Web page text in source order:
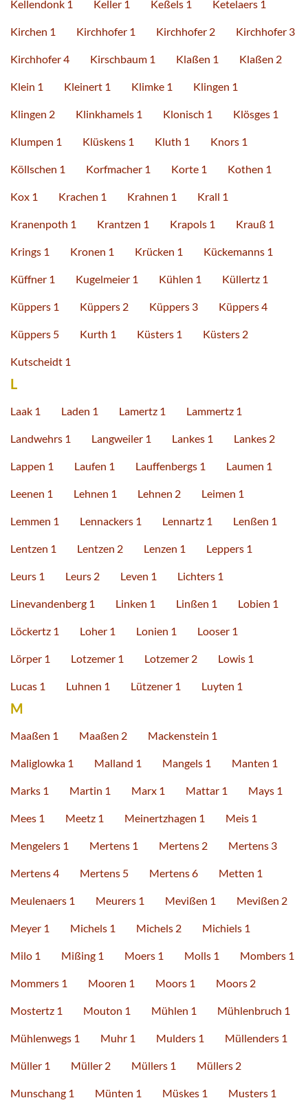
Kellendonk 1 Keller 1 Keßels 1 Ketelaers 1
Kirchen 1 Kirchhofer 1 Kirchhofer 2 Kirchhofer 3
Kirchhofer 4 Kirschbaum 1 Klaßen 1 Klaßen 2
Klein 1 Kleinert 1 Klimke 1 Klingen 1
Klingen 2 Klinkhamels 1 Klonisch 1 Klösges 1
Klumpen 1 Klüskens 1 Kluth 1 Knors 1
Köllschen 1 Korfmacher 1 Korte 1 Kothen 1
Kox 1 Krachen 1 Krahnen 1 Krall 1
Kranenpoth 1 Krantzen 1 Krapols 1 Krauß 1
Krings 1 Kronen 1 Krücken 1 Kückemanns 1
Küffner 1 Kugelmeier 1 Kühlen 1 Küllertz 1
Küppers 1 Küppers 2 Küppers 3 Küppers 4
Küppers 5 Kurth 1 Küsters 1 Küsters 2
Kutscheidt 1
L
Laak 1 Laden 1 Lamertz 1 Lammertz 1
Landwehrs 1 Langweiler 1 Lankes 1 Lankes 2
Lappen 1 Laufen 1 Lauffenbergs 1 Laumen 1
Leenen 1 Lehnen 1 Lehnen 2 Leimen 1
Lemmen 1 Lennackers 1 Lennartz 1 Lenßen 1
Lentzen 1 Lentzen 2 Lenzen 1 Leppers 1
Leurs 1 Leurs 2 Leven 1 Lichters 1
Linevandenberg 1 Linken 1 Linßen 1 Lobien 1
Löckertz 1 Loher 1 Lonien 1 Looser 1
Lörper 1 Lotzemer 1 Lotzemer 2 Lowis 1
Lucas 1 Luhnen 1 Lützener 1 Luyten 1
M
Maaßen 1 Maaßen 2 Mackenstein 1
Maliglowka 1 Malland 1 Mangels 1 Manten 1
Marks 1 Martin 1 Marx 1 Mattar 1 Mays 1
Mees 1 Meetz 1 Meinertzhagen 1 Meis 1
Mengelers 1 Mertens 1 Mertens 2 Mertens 3
Mertens 4 Mertens 5 Mertens 6 Metten 1
Meulenaers 1 Meurers 1 Mevißen 1 Mevißen 2
Meyer 1 Michels 1 Michels 2 Michiels 1
Milo 1 Mißing 1 Moers 1 Molls 1 Mombers 1
Mommers 1 Mooren 1 Moors 1 Moors 2
Mostertz 1 Mouton 1 Mühlen 1 Mühlenbruch 1
Mühlenwegs 1 Muhr 1 Mulders 1 Müllenders 1
Müller 1 Müller 2 Müllers 1 Müllers 2
Munschang 1 Münten 1 Müskes 1 Musters 1